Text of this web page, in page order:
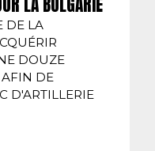
DE LA
DOUZE
AFIN DE
D'ARTILLERIE